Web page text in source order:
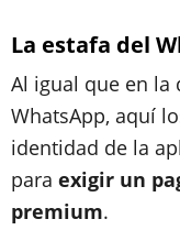
La estafa del
Al igual que en
WhatsApp, aquí
identidad de la
para exigir un
premium.